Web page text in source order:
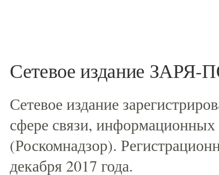
Сетевое издание
Сетевое издание
сфере связи,
(Роскомнадзор).
декабря 2017 года.